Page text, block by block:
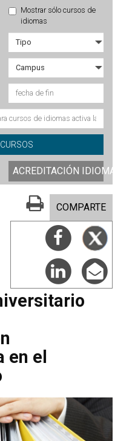
Mostrar sólo cursos de
idiomas
ACREDITACIÓN IDIOMAS
COMPARTE
el